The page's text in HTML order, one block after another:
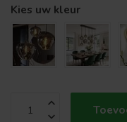
Kies uw kleur